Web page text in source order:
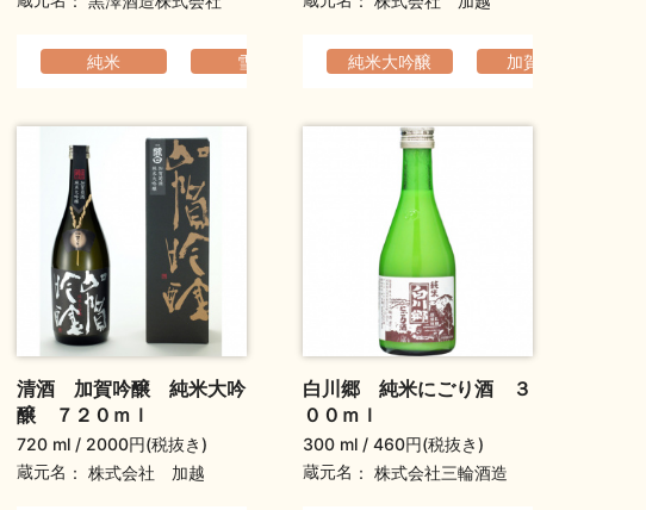
軽快でなめらか 父の日ギフト 母の日ギフト
純米 雪国 コクのある ふくよか
純米大吟醸 加賀ノ月
清酒 加賀吟醸 純米大吟
醸 ７２０ｍｌ
720 ml
2000円(税抜き)
蔵元名
株式会社 加越
白川郷 純米にごり酒 ３
００ｍｌ
300 ml
460円(税抜き)
蔵元名
株式会社三輪酒造